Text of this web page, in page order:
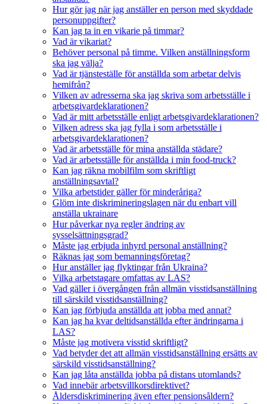
Hur gör jag när jag anställer en person med skyddade
personuppgifter?
Kan jag ta in en vikarie på timmar?
Vad är vikariat?
Behöver personal på timme. Vilken anställningsform
ska jag välja?
Vad är tjänsteställe för anställda som arbetar delvis
hemifrån?
Vilken av adresserna ska jag skriva som arbetsställe i
arbetsgivardeklarationen?
Vad är mitt arbetsställe enligt arbetsgivardeklarationen?
Vilken adress ska jag fylla i som arbetsställe i
arbetsgivardeklarationen?
Vad är arbetsställe för mina anställda städare?
Vad är arbetsställe för anställda i min food-truck?
Kan jag räkna mobilfilm som skriftligt
anställningsavtal?
Vilka arbetstider gäller för minderåriga?
Glöm inte diskrimineringslagen när du enbart vill
anställa ukrainare
Hur påverkar nya regler ändring av
sysselsättningsgrad?
Måste jag erbjuda inhyrd personal anställning?
Räknas jag som bemanningsföretag?
Hur anställer jag flyktingar från Ukraina?
Vilka arbetstagare omfattas av LAS?
Vad gäller i övergången från allmän visstidsanställning
till särskild visstidsanställning?
Kan jag förbjuda anställda att jobba med annat?
Kan jag ha kvar deltidsanställda efter ändringarna i
LAS?
Måste jag motivera visstid skriftligt?
Vad betyder det att allmän visstidsanställning ersätts av
särskild visstidsanställning?
Kan jag låta anställda jobba på distans utomlands?
Vad innebär arbetsvillkorsdirektivet?
Åldersdiskriminering även efter pensionsåldern?